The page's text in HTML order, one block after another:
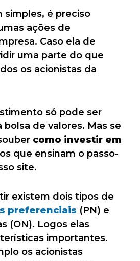
simples, é preciso
ações de
Caso ela de
uma parte do que
os acionistas da
só pode ser
de valores. Mas se
como investir em
que ensinam o passo-
site.
existem dois tipos de
preferenciais (PN) e
(ON). Logos elas
importantes.
os acionistas